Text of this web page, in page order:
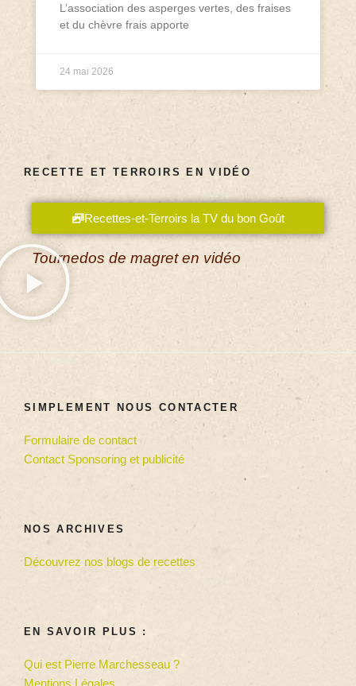
L’association des asperges vertes, des fraises
et du chèvre frais apporte
24 mai 2026
RECETTE ET TERROIRS EN VIDÉO
Recettes-et-Terroirs la TV du bon Goût
Tournedos de magret en vidéo
SIMPLEMENT NOUS CONTACTER
Formulaire de contact
Contact Sponsoring et publicité
NOS ARCHIVES
Découvrez nos blogs de recettes
EN SAVOIR PLUS :
Qui est Pierre Marchesseau ?
Mentions Légales